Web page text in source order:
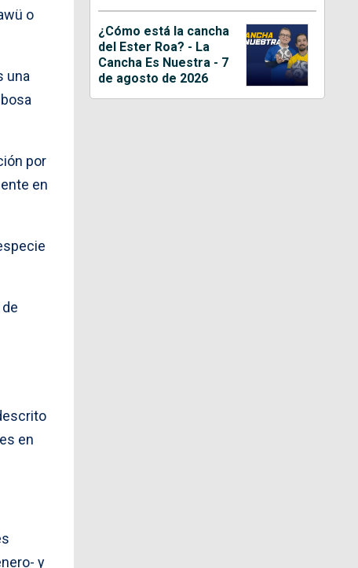
o
una
por
en
en
y
¿Cómo está la cancha
del Ester Roa? - La
Cancha Es Nuestra - 7
de agosto de 2026